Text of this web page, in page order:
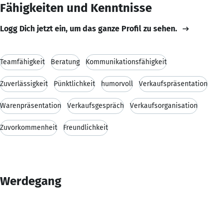
Fähigkeiten und Kenntnisse
Logg Dich jetzt ein, um das ganze Profil zu sehen.
Teamfähigkeit Beratung Kommunikationsfähigkeit
Zuverlässigkeit Pünktlichkeit humorvoll Verkaufspräsentation
Warenpräsentation Verkaufsgespräch Verkaufsorganisation
Zuvorkommenheit Freundlichkeit
Werdegang